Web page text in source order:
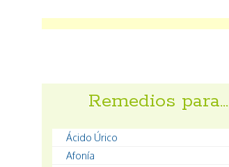
Remedios para…
Ácido Úrico
Afonía